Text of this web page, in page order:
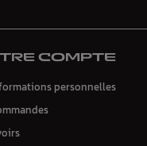
COMPTE
personnelles